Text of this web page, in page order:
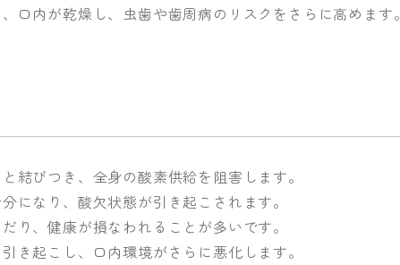
口内が乾燥し、虫歯や歯周病のリスクをさらに高めます。
結びつき、全身の酸素供給を阻害します。
になり、酸欠状態が引き起こされます。
り、健康が損なわれることが多いです。
き起こし、口内環境がさらに悪化します。